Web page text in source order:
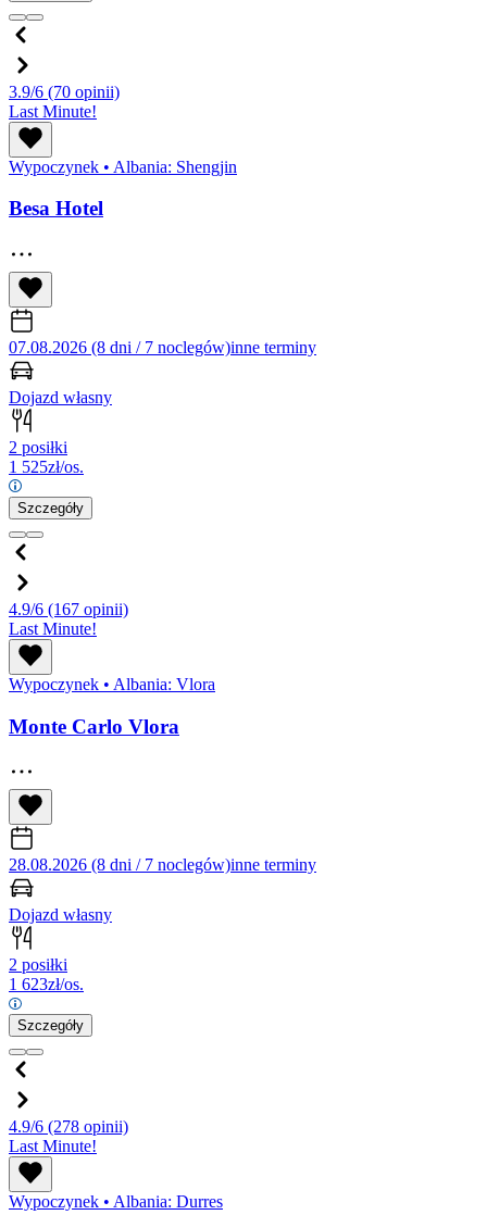
3.9/6 (70 opinii)
Last Minute!
Wypoczynek • Albania: Shengjin
Besa Hotel
07.08.2026 (8 dni / 7 noclegów)inne terminy
Dojazd własny
2 posiłki
1 525zł/os.
Szczegóły
4.9/6 (167 opinii)
Last Minute!
Wypoczynek • Albania: Vlora
Monte Carlo Vlora
28.08.2026 (8 dni / 7 noclegów)inne terminy
Dojazd własny
2 posiłki
1 623zł/os.
Szczegóły
4.9/6 (278 opinii)
Last Minute!
Wypoczynek • Albania: Durres